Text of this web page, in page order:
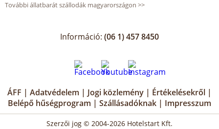
További állatbarát szállodák magyarországon >>
Információ: (06 1) 457 8450
ÁFF | Adatvédelem | Jogi közlemény | Értékelésekről |
Belépő hűségprogram | Szállásadóknak | Impresszum
Szerzői jog © 2004-2026 Hotelstart Kft.